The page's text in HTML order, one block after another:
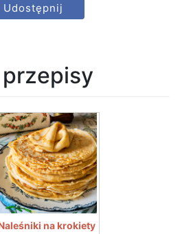
Udostępnij
na krokiety